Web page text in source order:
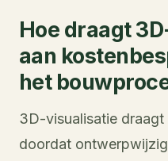
Hoe draagt
aan
het
3D-visualisatie
doordat